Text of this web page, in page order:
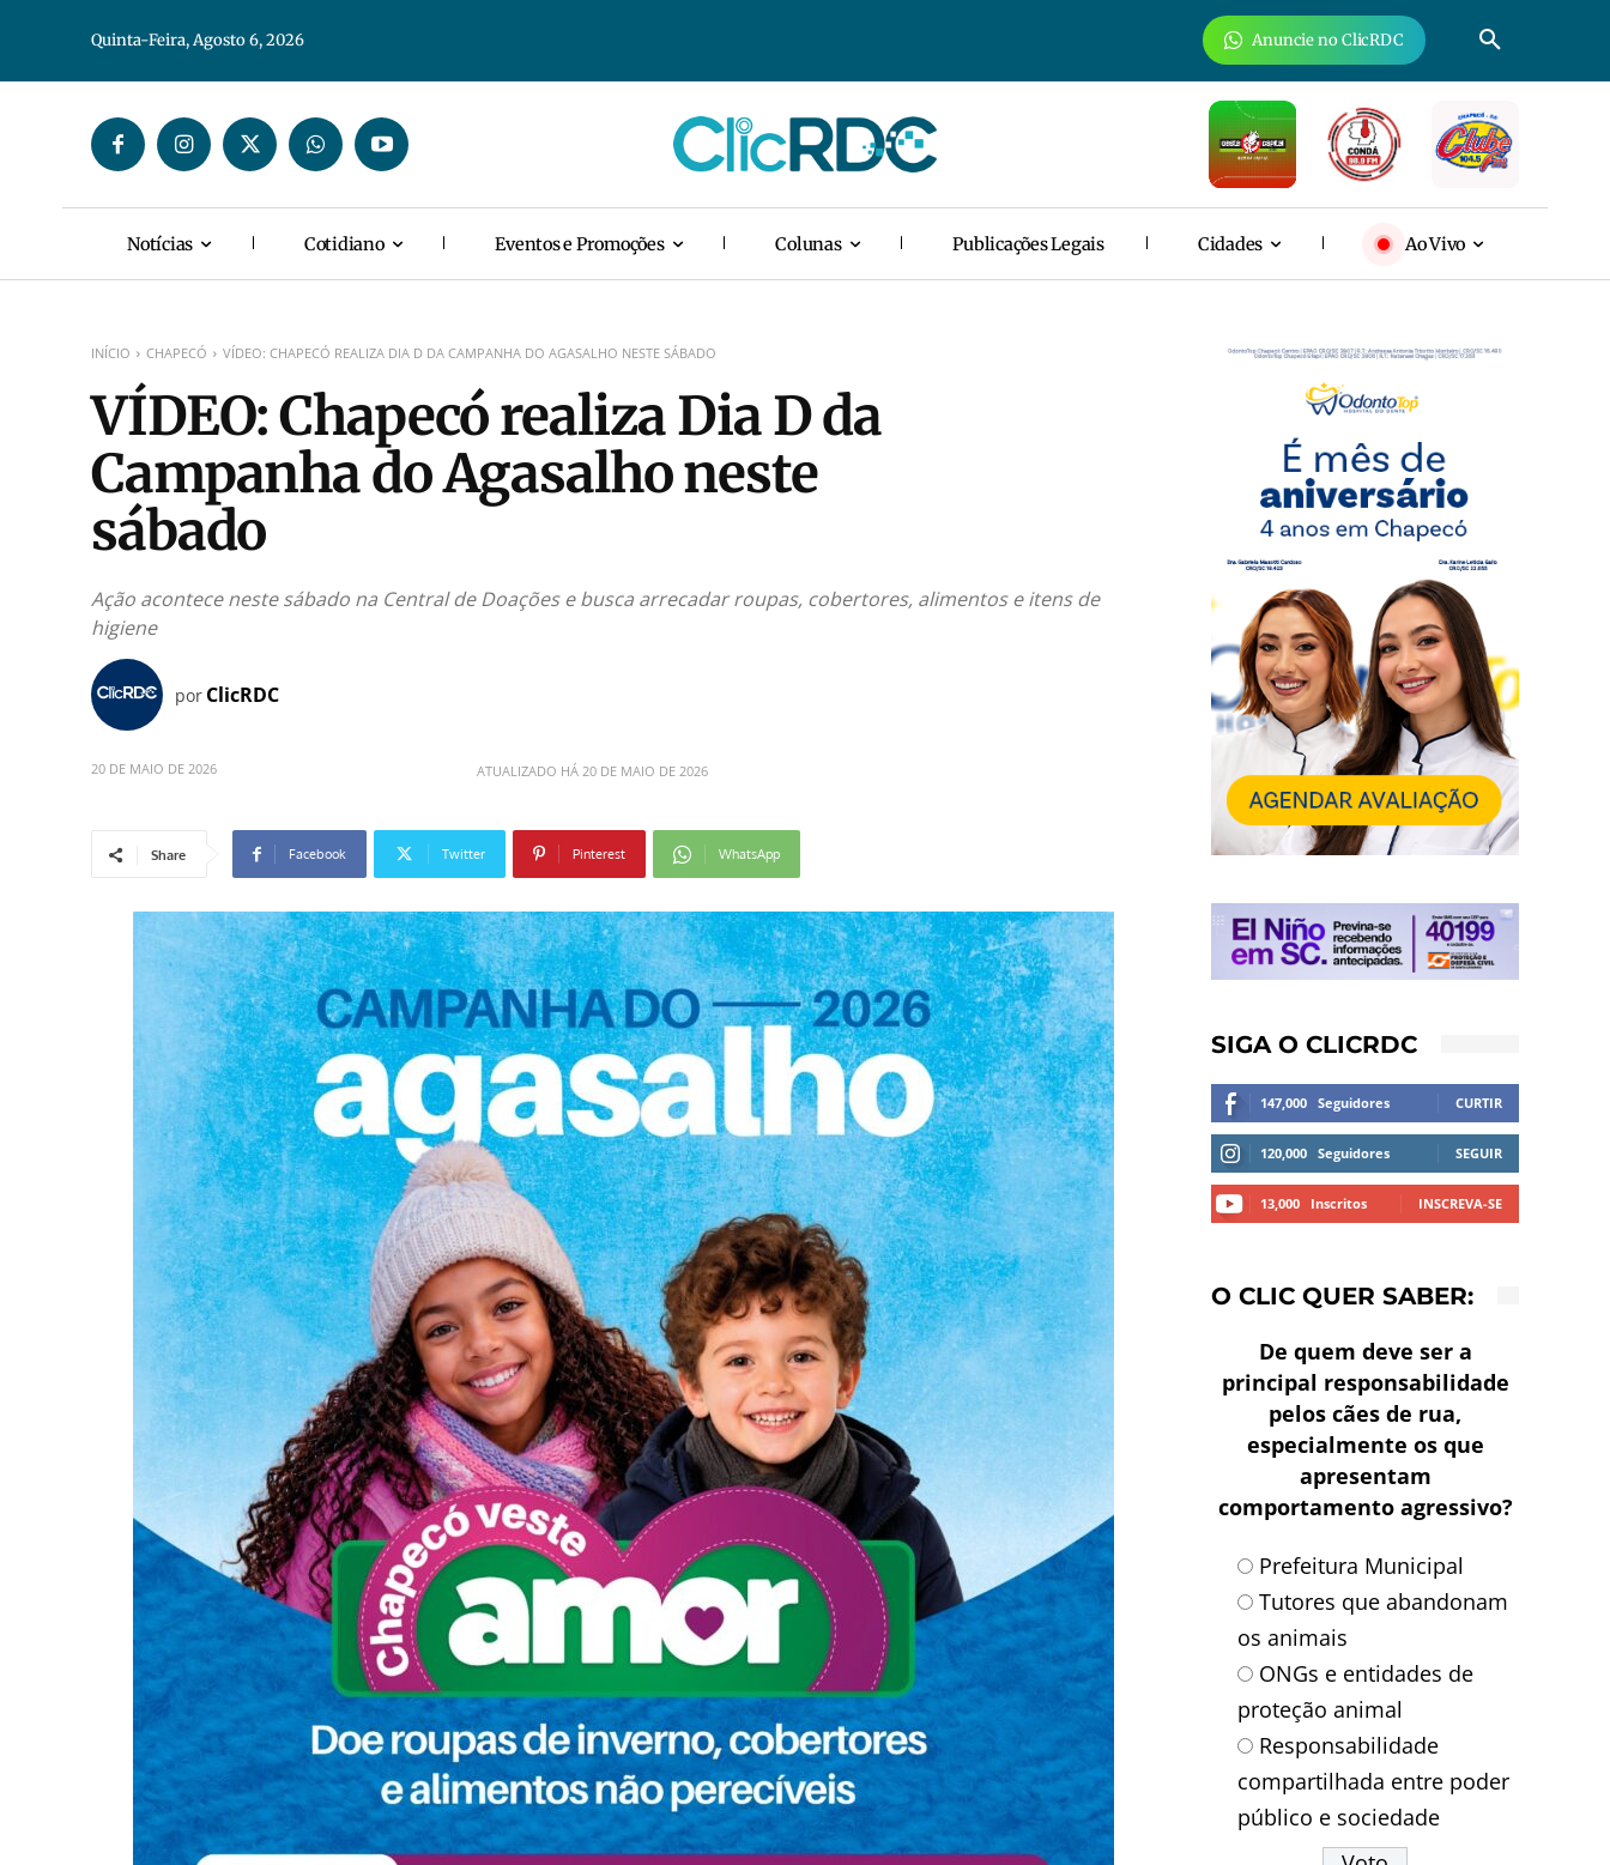
Quinta-Feira, Agosto 6, 2026 Anuncie no ClicRDC
Notícias Cotidiano Eventos e Promoções Colunas Publicações Legais Cidades Ao Vivo
INÍCIO CHAPECÓ VÍDEO: CHAPECÓ REALIZA DIA D DA CAMPANHA DO AGASALHO NESTE SÁBADO
VÍDEO: Chapecó realiza Dia D da
Campanha do Agasalho neste
sábado
Ação acontece neste sábado na Central de Doações e busca arrecadar roupas, cobertores, alimentos e itens de
higiene
por ClicRDC
20 DE MAIO DE 2026 ATUALIZADO HÁ 20 DE MAIO DE 2026
Share Facebook Twitter Pinterest WhatsApp
SIGA O CLICRDC
147,000 Seguidores CURTIR
120,000 Seguidores SEGUIR
13,000 Inscritos INSCREVA-SE
O CLIC QUER SABER:
De quem deve ser a
principal responsabilidade
pelos cães de rua,
especialmente os que
apresentam
comportamento agressivo?
Prefeitura Municipal
Tutores que abandonam
os animais
ONGs e entidades de
proteção animal
Responsabilidade
compartilhada entre poder
público e sociedade